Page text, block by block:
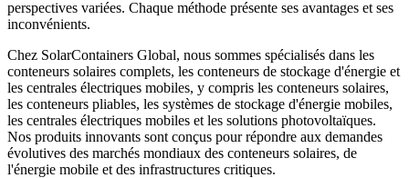
perspectives variées. Chaque méthode présente ses avantages et ses
inconvénients.
Chez SolarContainers Global, nous sommes spécialisés dans les
conteneurs solaires complets, les conteneurs de stockage d'énergie et
les centrales électriques mobiles, y compris les conteneurs solaires,
les conteneurs pliables, les systèmes de stockage d'énergie mobiles,
les centrales électriques mobiles et les solutions photovoltaïques.
Nos produits innovants sont conçus pour répondre aux demandes
évolutives des marchés mondiaux des conteneurs solaires, de
l'énergie mobile et des infrastructures critiques.